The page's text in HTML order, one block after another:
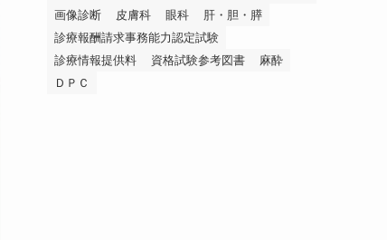
画像診断
皮膚科 眼科
肝・胆・膵
診療報酬請求事務能力認定試験
診療情報提供料
資格試験参考図書
麻酔
ＤＰＣ